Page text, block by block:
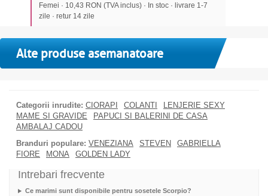
Femei · 10,43 RON (TVA inclus) · In stoc · livrare 1-7
zile · retur 14 zile
Alte produse asemanatoare
Categorii inrudite: CIORAPI COLANTI
LENJERIE SEXY
MAME SI GRAVIDE
PAPUCI SI BALERINI DE CASA
AMBALAJ CADOU
Branduri populare: VENEZIANA STEVEN
GABRIELLA
FIORE
MONA GOLDEN LADY
Intrebari frecvente
Ce marimi sunt disponibile pentru sosetele Scorpio?